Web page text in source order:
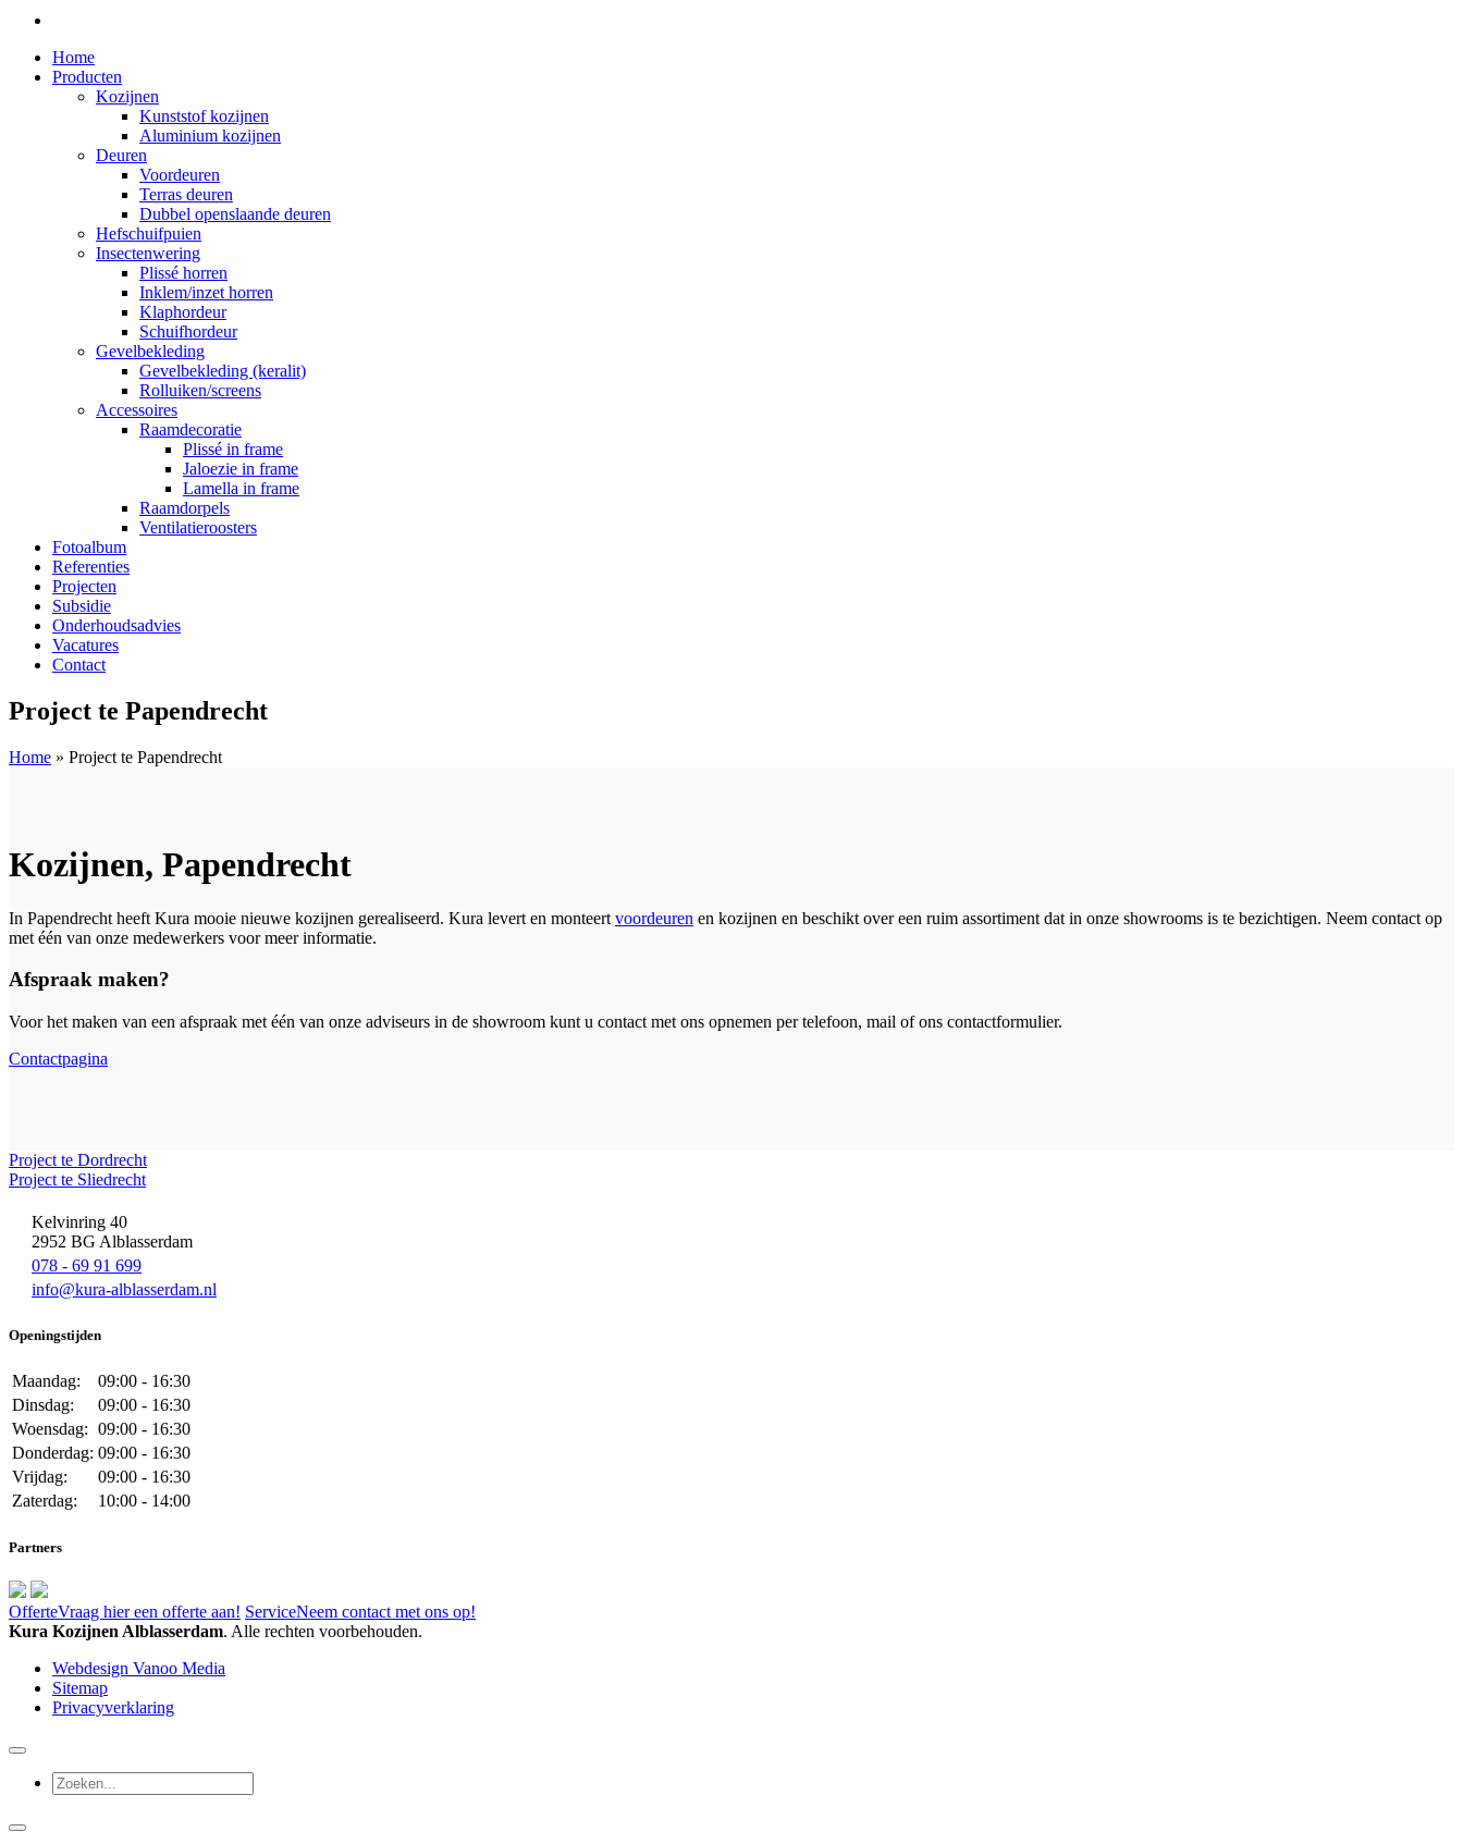
Home
Producten
Kozijnen
Kunststof kozijnen
Aluminium kozijnen
Deuren
Voordeuren
Terras deuren
Dubbel openslaande deuren
Hefschuifpuien
Insectenwering
Plissé horren
Inklem/inzet horren
Klaphordeur
Schuifhordeur
Gevelbekleding
Gevelbekleding (keralit)
Rolluiken/screens
Accessoires
Raamdecoratie
Plissé in frame
Jaloezie in frame
Lamella in frame
Raamdorpels
Ventilatieroosters
Fotoalbum
Referenties
Projecten
Subsidie
Onderhoudsadvies
Vacatures
Contact
Project te Papendrecht
Home » Project te Papendrecht
Kozijnen, Papendrecht
In Papendrecht heeft Kura mooie nieuwe kozijnen gerealiseerd. Kura levert en monteert voordeuren en kozijnen en beschikt over een ruim assortiment dat in onze showrooms is te bezichtigen. Neem contact op
met één van onze medewerkers voor meer informatie.
Afspraak maken?
Voor het maken van een afspraak met één van onze adviseurs in de showroom kunt u contact met ons opnemen per telefoon, mail of ons contactformulier.
Contactpagina
Project te Dordrecht
Project te Sliedrecht
Kelvinring 40
2952 BG Alblasserdam
078 - 69 91 699
info@kura-alblasserdam.nl
Openingstijden
Maandag:
09:00 - 16:30
Dinsdag:
09:00 - 16:30
Woensdag: 09:00 - 16:30
Donderdag: 09:00 - 16:30
Vrijdag:
09:00 - 16:30
Zaterdag:
10:00 - 14:00
Partners
OfferteVraag hier een offerte aan! ServiceNeem contact met ons op!
Kura Kozijnen Alblasserdam. Alle rechten voorbehouden.
Webdesign Vanoo Media
Sitemap
Privacyverklaring